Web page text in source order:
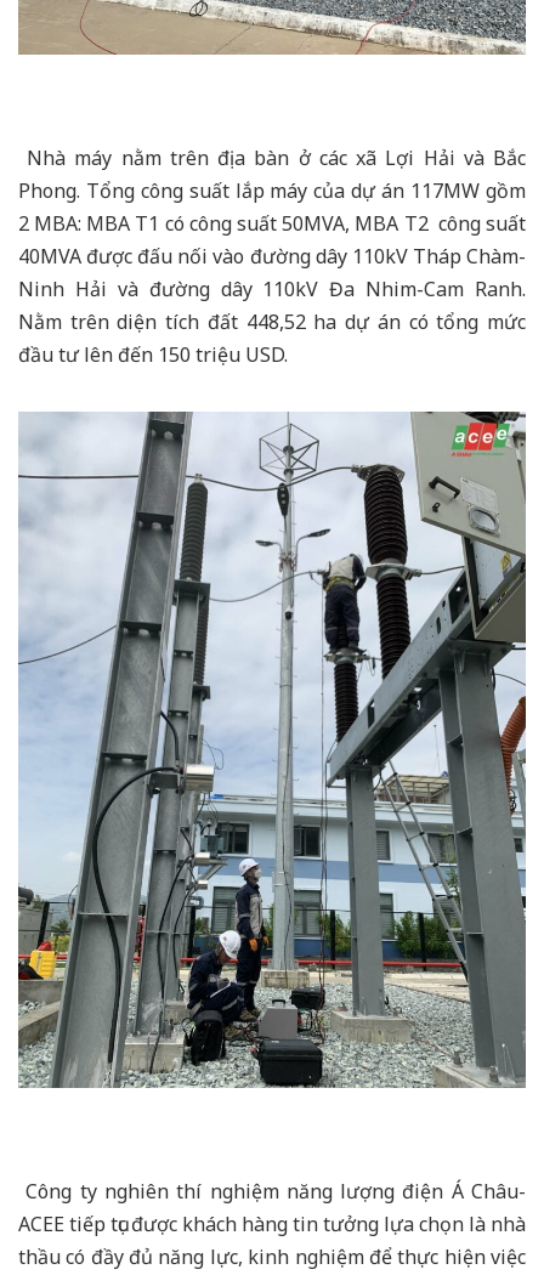
Nhà máy nằm trên địa bàn ở các xã Lợi Hải và Bắc
Phong. Tổng công suất lắp máy của dự án 117MW gồm
2 MBA: MBA T1 có công suất 50MVA, MBA T2 công suất
40MVA được đấu nối vào đường dây 110kV Tháp Chàm-
Ninh Hải và đường dây 110kV Đa Nhim-Cam Ranh.
Nằm trên diện tích đất 448,52 ha dự án có tổng mức
đầu tư lên đến 150 triệu USD.
Công ty nghiên thí nghiệm năng lượng điện Á Châu-
ACEE tiếp tục được khách hàng tin tưởng lựa chọn là nhà
thầu có đầy đủ năng lực, kinh nghiệm để thực hiện việc